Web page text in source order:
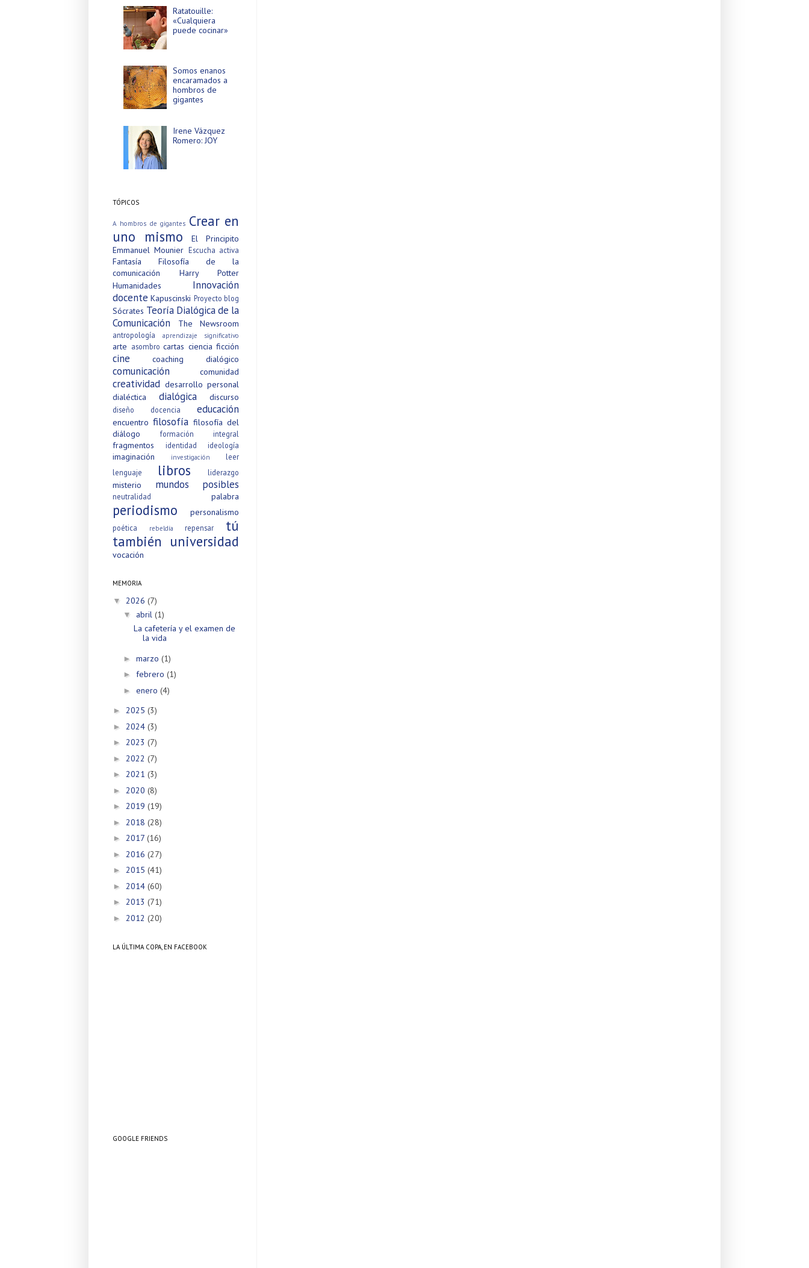
Ratatouille:
«Cualquiera
puede cocinar»
Somos enanos
encaramados a
hombros de
gigantes
Irene Vázquez
Romero: JOY
TÓPICOS
A hombros de gigantes Crear en
uno mismo
El Principito
Emmanuel Mounier Escucha activa
Fantasía
Filosofía de la
comunicación
Harry Potter
Humanidades
Innovación
docente Kapuscinski Proyecto blog
Sócrates Teoría Dialógica de la
Comunicación
The Newsroom
antropología aprendizaje significativo
arte asombro cartas ciencia ficción
cine coaching dialógico
comunicación comunidad
creatividad desarrollo personal
dialéctica
dialógica discurso
diseño docencia educación
encuentro filosofía filosofía del
diálogo
formación integral
fragmentos identidad ideología
imaginación investigación
leer
lenguaje
libros liderazgo
misterio mundos posibles
neutralidad palabra
periodismo personalismo
poética rebeldía repensar
tú
también universidad
vocación
MEMORIA
▼ 2026 (7)
▼ abril (1)
La cafetería y el examen de
la vida
► marzo (1)
► febrero (1)
► enero (4)
► 2025 (3)
► 2024 (3)
► 2023 (7)
► 2022 (7)
► 2021 (3)
► 2020 (8)
► 2019 (19)
► 2018 (28)
► 2017 (16)
► 2016 (27)
► 2015 (41)
► 2014 (60)
► 2013 (71)
► 2012 (20)
LA ÚLTIMA COPA, EN FACEBOOK
GOOGLE FRIENDS